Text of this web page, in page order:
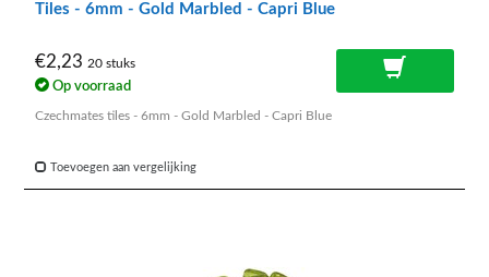
Tiles - 6mm - Gold Marbled - Capri Blue
€2,23 20 stuks
Op voorraad
Czechmates tiles - 6mm - Gold Marbled - Capri Blue
Toevoegen aan vergelijking